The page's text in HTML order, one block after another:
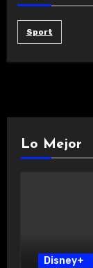
Sport
Lo Mejor
Disney+